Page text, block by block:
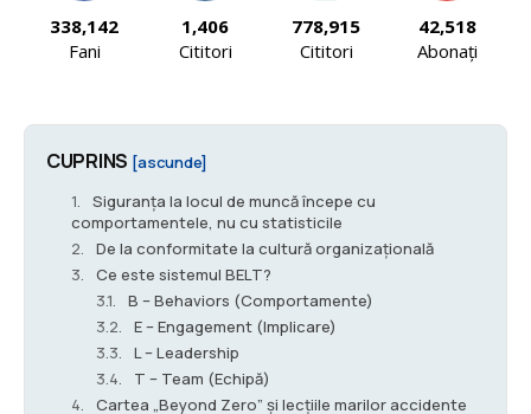
338,142
Fani
1,406
Cititori
778,915
Cititori
42,518
Abonați
CUPRINS [ascunde]
Siguranța la locul de muncă începe cu
comportamentele, nu cu statisticile
De la conformitate la cultură organizațională
Ce este sistemul BELT?
B – Behaviors (Comportamente)
E – Engagement (Implicare)
L – Leadership
T – Team (Echipă)
Cartea „Beyond Zero” și lecțiile marilor accidente